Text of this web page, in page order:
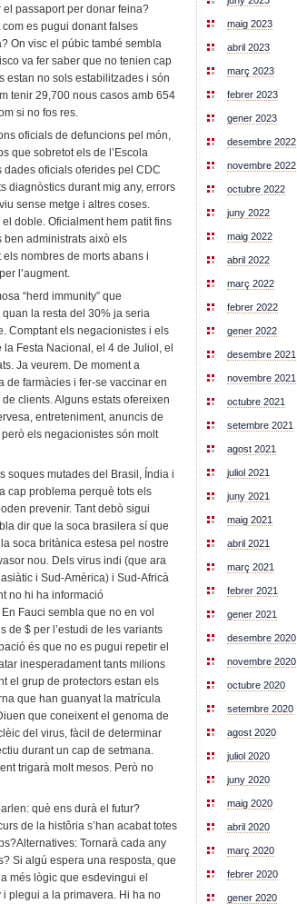
passaport per donar feina?
es pugui donant falses
On visc el púbic també sembla
va fer saber que no tenien cap
estan no sols estabilitzades i són
tenir 29,700 nous casos amb 654
si no fos res.
oficials de defuncions pel món,
que sobretot els de l’Escola
dades oficials oferides pel CDC
diagnòstics durant mig any, errors
sense metge i altres coses.
doble. Oficialment hem patit fins
ben administrats això els
nombres de morts abans i
l’augment.
“herd immunity” que
la resta del 30% ja seria
Comptant els negacionistes i els
Festa Nacional, el 4 de Juliol, el
Ja veurem. De moment a
de farmàcies i fer-se vaccinar en
clients. Alguns estats ofereixen
entreteniment, anuncis de
els negacionistes són molt
soques mutades del Brasil, Índia i
cap problema perquè tots els
prevenir. Tant debò sigui
dir que la soca brasilera sí que
soca britànica estesa pel nostre
nou. Dels virus indi (que ara
i Sud-Amèrica) i Sud-Africà
no hi ha informació
Fauci sembla que no en vol
de $ per l’estudi de les variants
és que no es pugui repetir el
inesperadament tants milions
el grup de protectors estan els
que han guanyat la matrícula
que coneixent el genoma de
del virus, fàcil de determinar
durant un cap de setmana.
trigarà molt mesos. Però no
què ens durà el futur?
de la histôria s’han acabat totes
Tornarà cada any
Si algú espera una resposta, que
més lògic que esdevingui el
plegui a la primavera. Hi ha no
maig 2023
abril 2023
març 2023
febrer 2023
gener 2023
desembre 2022
novembre 2022
octubre 2022
juny 2022
maig 2022
abril 2022
març 2022
febrer 2022
gener 2022
desembre 2021
novembre 2021
octubre 2021
setembre 2021
agost 2021
juliol 2021
juny 2021
maig 2021
abril 2021
març 2021
febrer 2021
gener 2021
desembre 2020
novembre 2020
octubre 2020
setembre 2020
agost 2020
juliol 2020
juny 2020
maig 2020
abril 2020
març 2020
febrer 2020
gener 2020